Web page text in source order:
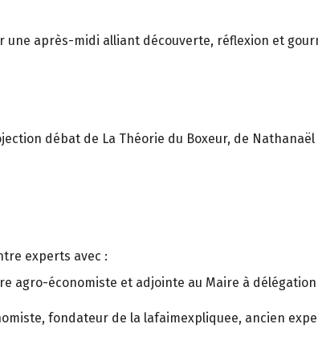
une après-midi alliant découverte, réflexion et
débat de La Théorie du Boxeur, de
experts avec :
agro-économiste et adjointe au Maire à
fondateur de la lafaimexpliquee, ancien